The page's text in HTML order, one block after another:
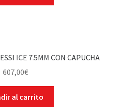
ICE 7.5MM CON CAPUCHA
607,00€
al carrito